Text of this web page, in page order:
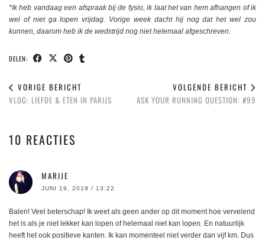
*Ik heb vandaag een afspraak bij de fysio, ik laat het van hem afhangen of ik
wel of niet ga lopen vrijdag. Vorige week dacht hij nog dat het wel zou
kunnen, daarom heb ik de wedstrijd nog niet helemaal afgeschreven.
DELEN:
VORIGE BERICHT
VLOG: LIEFDE & ETEN IN PARIJS
VOLGENDE BERICHT
ASK YOUR RUNNING QUESTION: #99
10 REACTIES
MARIJE
JUNI 19, 2019 / 13:22
Balen! Veel beterschap! Ik weet als geen ander op dit moment hoe vervelend
het is als je niet lekker kan lopen of helemaal niet kan lopen. En natuurlijk
heeft het ook positieve kanten. Ik kan momenteel niet verder dan vijf km. Dus